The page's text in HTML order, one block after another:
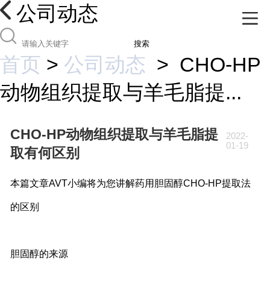
公司动态
搜索
首页 > 公司动态 > CHO-HP
动物组织提取与羊毛脂提...
CHO-HP动物组织提取与羊毛脂提
取有何区别
2022-
01-19
本篇文章AVT小编将为您讲解药用胆固醇CHO-HP提取法
的区别
胆固醇的来源